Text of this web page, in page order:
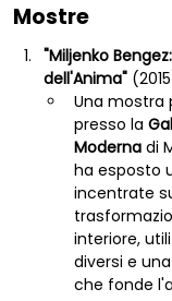
Mostre
"Miljenko
dell'Anima"
Una mostra
presso la
Moderna di
ha esposto
incentrate
interiore,
diversi e
che fonde